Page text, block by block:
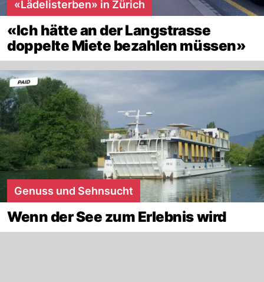
«Lädelisterben» in Zürich
«Ich hätte an der Langstrasse
doppelte Miete bezahlen müssen»
Genuss und Sehnsucht
Wenn der See zum Erlebnis wird